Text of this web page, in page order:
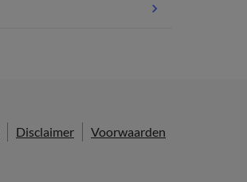
Disclaimer Voorwaarden